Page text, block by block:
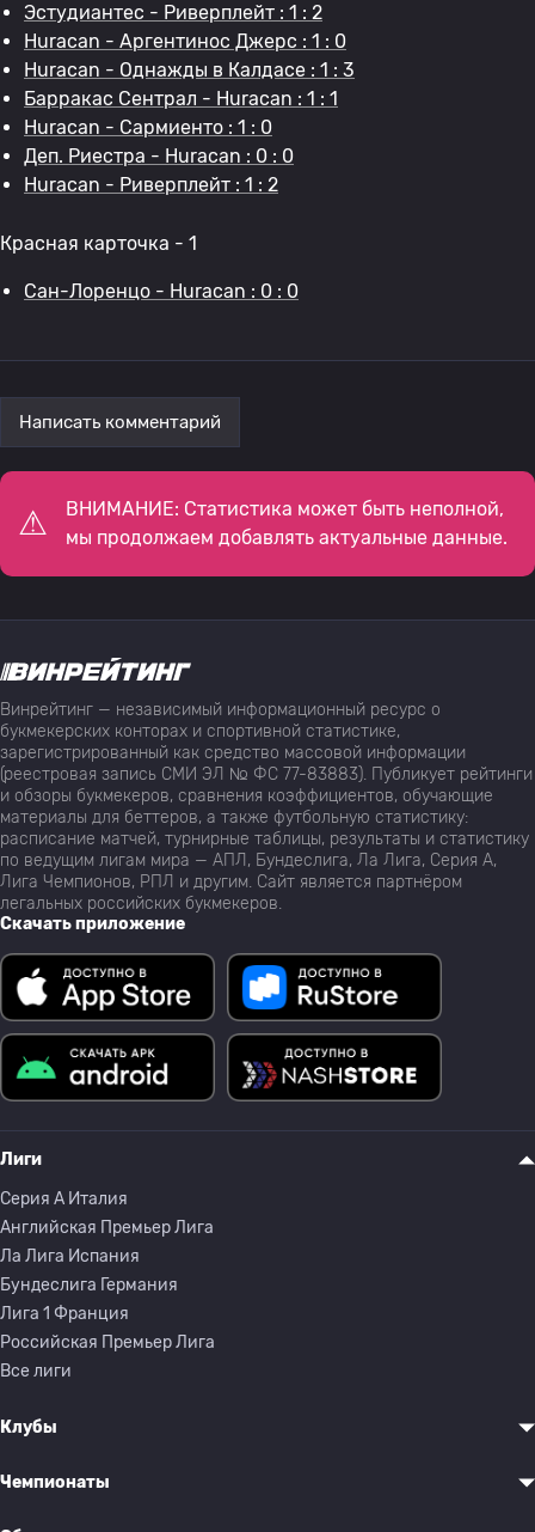
Эстудиантес - Риверплейт : 1 : 2
Huracan - Аргентинос Джерс : 1 : 0
Huracan - Однажды в Калдасе : 1 : 3
Барракас Сентрал - Huracan : 1 : 1
Huracan - Сармиенто : 1 : 0
Деп. Риестра - Huracan : 0 : 0
Huracan - Риверплейт : 1 : 2
Красная карточка - 1
Сан-Лоренцо - Huracan : 0 : 0
Написать комментарий
ВНИМАНИЕ: Статистика может быть неполной,
мы продолжаем добавлять актуальные данные.
Винрейтинг — независимый информационный ресурс о
букмекерских конторах и спортивной статистике,
зарегистрированный как средство массовой информации
(реестровая запись СМИ ЭЛ № ФС 77-83883). Публикует рейтинги
и обзоры букмекеров, сравнения коэффициентов, обучающие
материалы для беттеров, а также футбольную статистику:
расписание матчей, турнирные таблицы, результаты и статистику
по ведущим лигам мира — АПЛ, Бундеслига, Ла Лига, Серия А,
Лига Чемпионов, РПЛ и другим. Сайт является партнёром
легальных российских букмекеров.
Скачать приложение
Лиги
Серия A Италия
Английская Премьер Лига
Ла Лига Испания
Бундеслига Германия
Лига 1 Франция
Российская Премьер Лига
Все лиги
Клубы
Чемпионаты